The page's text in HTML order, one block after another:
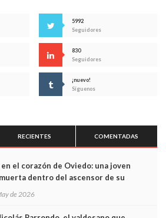
5992
Seguidores
830
Seguidores
¡nuevo!
Síguenos
RECIENTES COMENTADAS
el corazón de Oviedo: una joven
dentro del ascensor de su
cámaras captan sus últimos minutos
de 2026